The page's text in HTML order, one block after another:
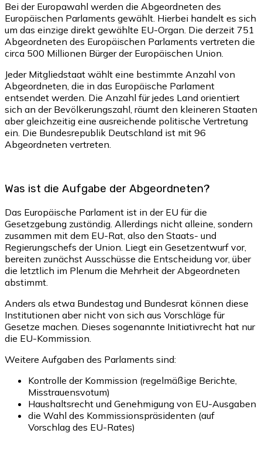
Bei der Europawahl werden die Abgeordneten des
Europäischen Parlaments gewählt. Hierbei handelt es sich
um das einzige direkt gewählte EU-Organ. Die derzeit 751
Abgeordneten des Europäischen Parlaments vertreten die
circa 500 Millionen Bürger der Europäischen Union.
Jeder Mitgliedstaat wählt eine bestimmte Anzahl von
Abgeordneten, die in das Europäische Parlament
entsendet werden. Die Anzahl für jedes Land orientiert
sich an der Bevölkerungszahl, räumt den kleineren Staaten
aber gleichzeitig eine ausreichende politische Vertretung
ein. Die Bundesrepublik Deutschland ist mit 96
Abgeordneten vertreten.
Was ist die Aufgabe der Abgeordneten?
Das Europäische Parlament ist in der EU für die
Gesetzgebung zuständig. Allerdings nicht alleine, sondern
zusammen mit dem EU-Rat, also den Staats- und
Regierungschefs der Union. Liegt ein Gesetzentwurf vor,
bereiten zunächst Ausschüsse die Entscheidung vor, über
die letztlich im Plenum die Mehrheit der Abgeordneten
abstimmt.
Anders als etwa Bundestag und Bundesrat können diese
Institutionen aber nicht von sich aus Vorschläge für
Gesetze machen. Dieses sogenannte Initiativrecht hat nur
die EU-Kommission.
Weitere Aufgaben des Parlaments sind:
Kontrolle der Kommission (regelmäßige Berichte,
Misstrauensvotum)
Haushaltsrecht und Genehmigung von EU-Ausgaben
die Wahl des Kommissionspräsidenten (auf
Vorschlag des EU-Rates)